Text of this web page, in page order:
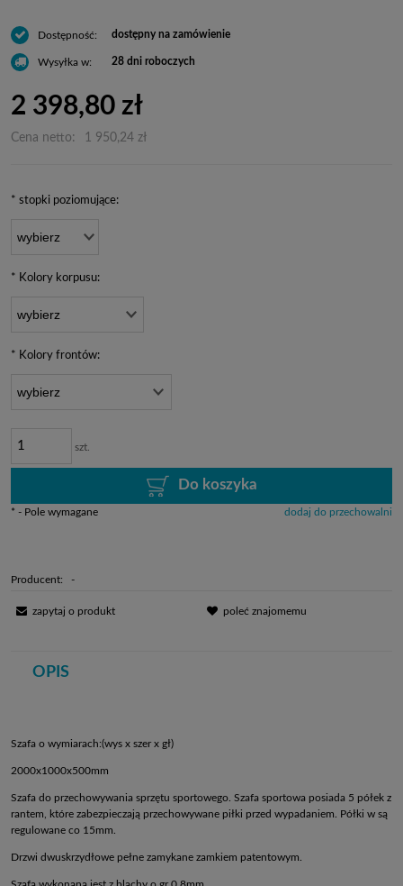
Dostępność: dostępny na zamówienie
Wysyłka w: 28 dni roboczych
2 398,80 zł
Cena netto: 1 950,24 zł
* stopki poziomujące:
* Kolory korpusu:
* Kolory frontów:
szt.
Do koszyka
dodaj do przechowalni
* - Pole wymagane
Producent: -
zapytaj o produkt poleć znajomemu
OPIS
Szafa o wymiarach:(wys x szer x gł)
2000x1000x500mm
Szafa do przechowywania sprzętu sportowego. Szafa sportowa posiada 5 półek z
rantem, które zabezpieczają przechowywane piłki przed wypadaniem. Półki w są
regulowane co 15mm.
Drzwi dwuskrzydłowe pełne zamykane zamkiem patentowym.
Szafa wykonana jest z blachy o gr 0,8mm.